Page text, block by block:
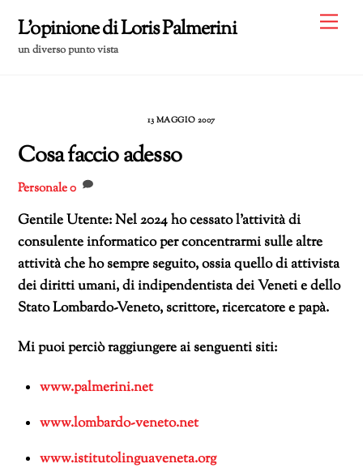
content
L'opinione di Loris Palmerini
un diverso punto vista
13 MAGGIO 2007
Cosa faccio adesso
Personale0
Gentile Utente: Nel 2024 ho cessato l’attività di
consulente informatico per concentrarmi sulle altre
attività che ho sempre seguito, ossia quello di attivista
dei diritti umani, di indipendentista dei Veneti e dello
Stato Lombardo-Veneto, scrittore, ricercatore e papà.
Mi puoi perciò raggiungere ai senguenti siti:
www.palmerini.net
www.lombardo-veneto.net
www.istitutolinguaveneta.org